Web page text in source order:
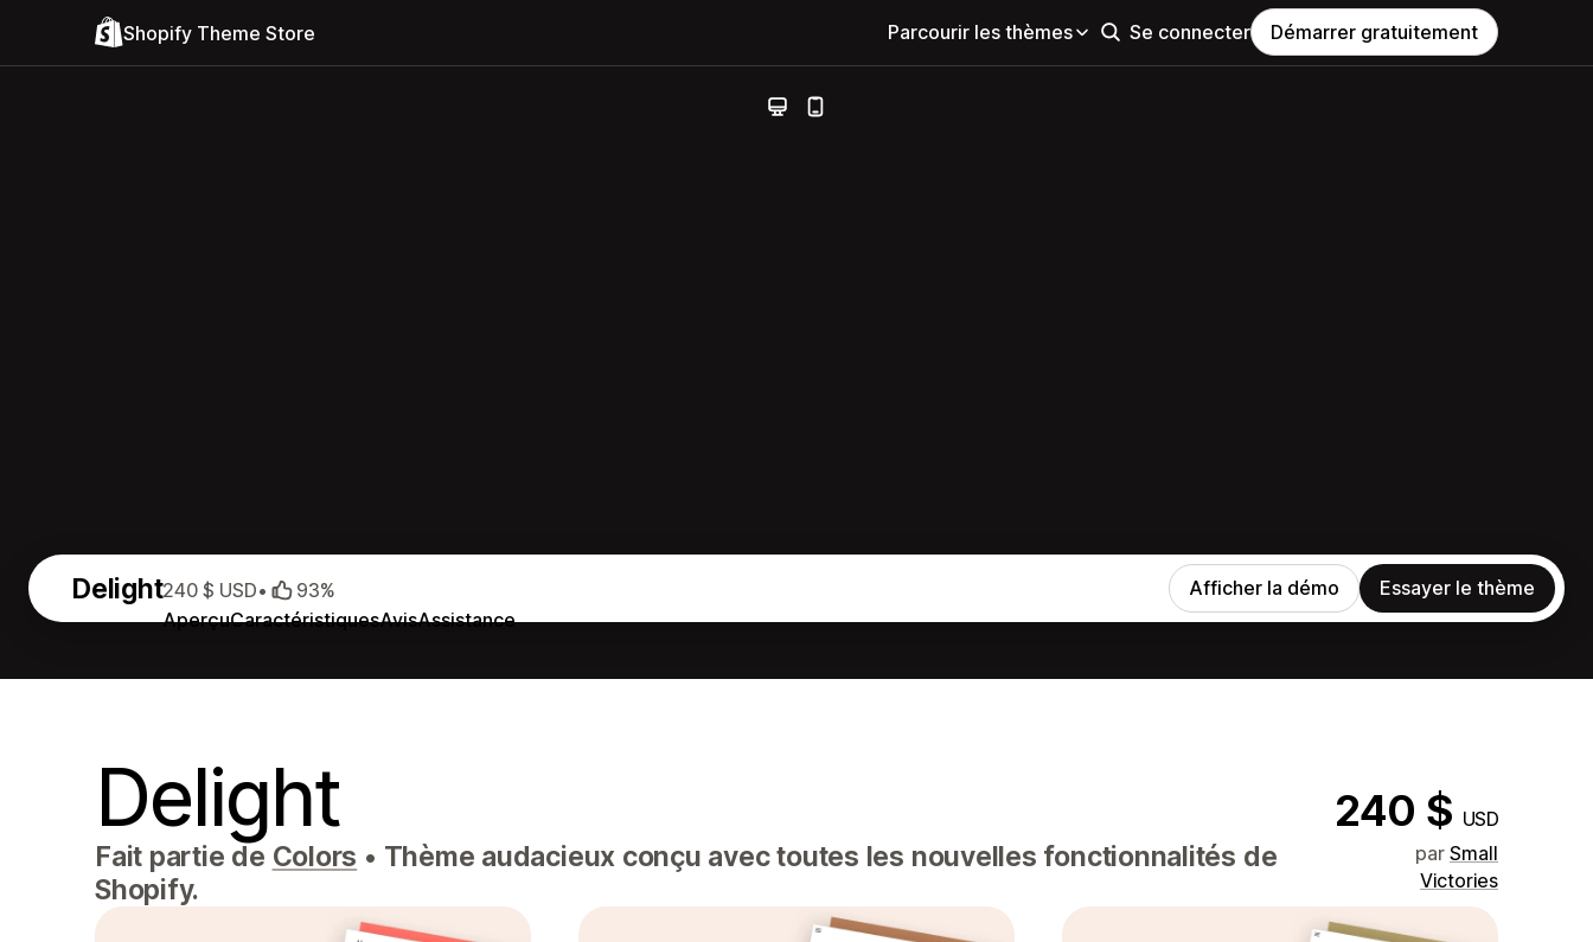
Shopify Theme Store Parcourir les thèmes Se connecter Démarrer gratuitement
Delight
AperçuCaractéristiquesAvisAssistance
240 $ USD• 93% Afficher la démo Essayer le thème
Delight 240 $ USD
Fait partie de Colors • Thème audacieux conçu avec toutes les nouvelles fonctionnalités de
Shopify.
par Small
Victories